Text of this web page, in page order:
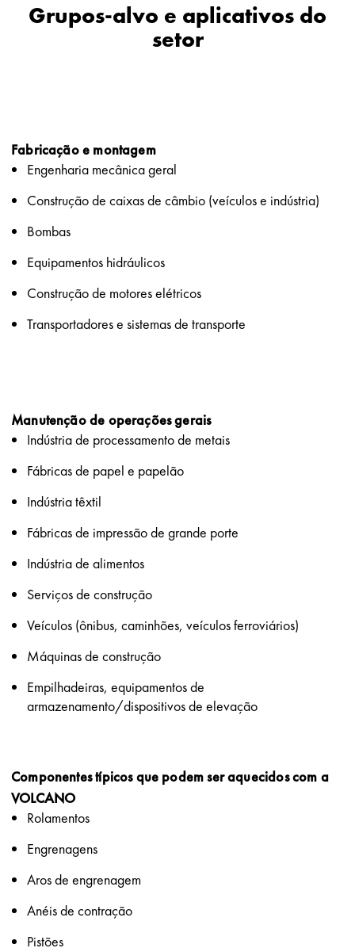
Grupos-alvo e aplicativos do
setor
Fabricação e montagem
Engenharia mecânica geral
Construção de caixas de câmbio (veículos e indústria)
Bombas
Equipamentos hidráulicos
Construção de motores elétricos
Transportadores e sistemas de transporte
Manutenção de operações gerais
Indústria de processamento de metais
Fábricas de papel e papelão
Indústria têxtil
Fábricas de impressão de grande porte
Indústria de alimentos
Serviços de construção
Veículos (ônibus, caminhões, veículos ferroviários)
Máquinas de construção
Empilhadeiras, equipamentos de
armazenamento/dispositivos de elevação
Componentes típicos que podem ser aquecidos com a
VOLCANO
Rolamentos
Engrenagens
Aros de engrenagem
Anéis de contração
Pistões